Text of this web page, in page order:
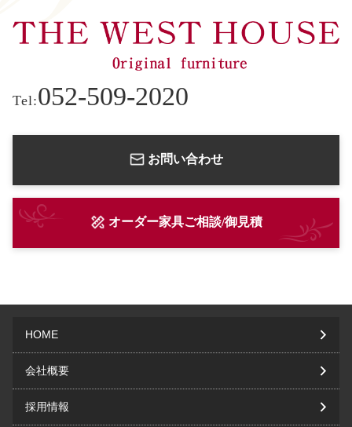
Tel:052-509-2020
お問い合わせ
オーダー家具ご相談/御見積
HOME
会社概要
採用情報